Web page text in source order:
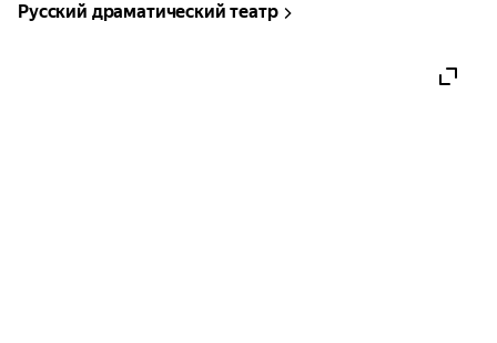
Русский драматический театр